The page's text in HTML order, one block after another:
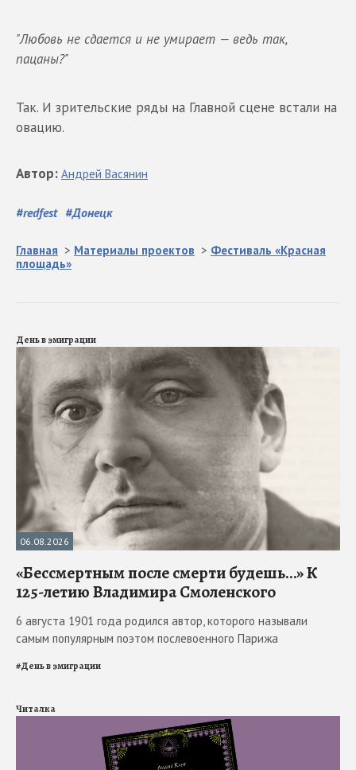
"Любовь не сдается и не умирает — ведь так,
пацаны?"
Так. И зрительские ряды на Главной сцене встали на
овацию.
#redfest #Донецк
Автор: Андрей Васянин
Главная > Материалы проектов > Фестиваль «Красная
площадь»
День в эмиграции
06.08.2026
«Бессмертным после смерти будешь…» К
125-летию Владимира Смоленского
6 августа 1901 года родился автор, которого называли
самым популярным поэтом послевоенного Парижа
#День в эмиграции
Читалка